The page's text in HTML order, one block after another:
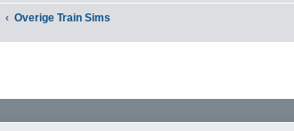
Overige Train Sims